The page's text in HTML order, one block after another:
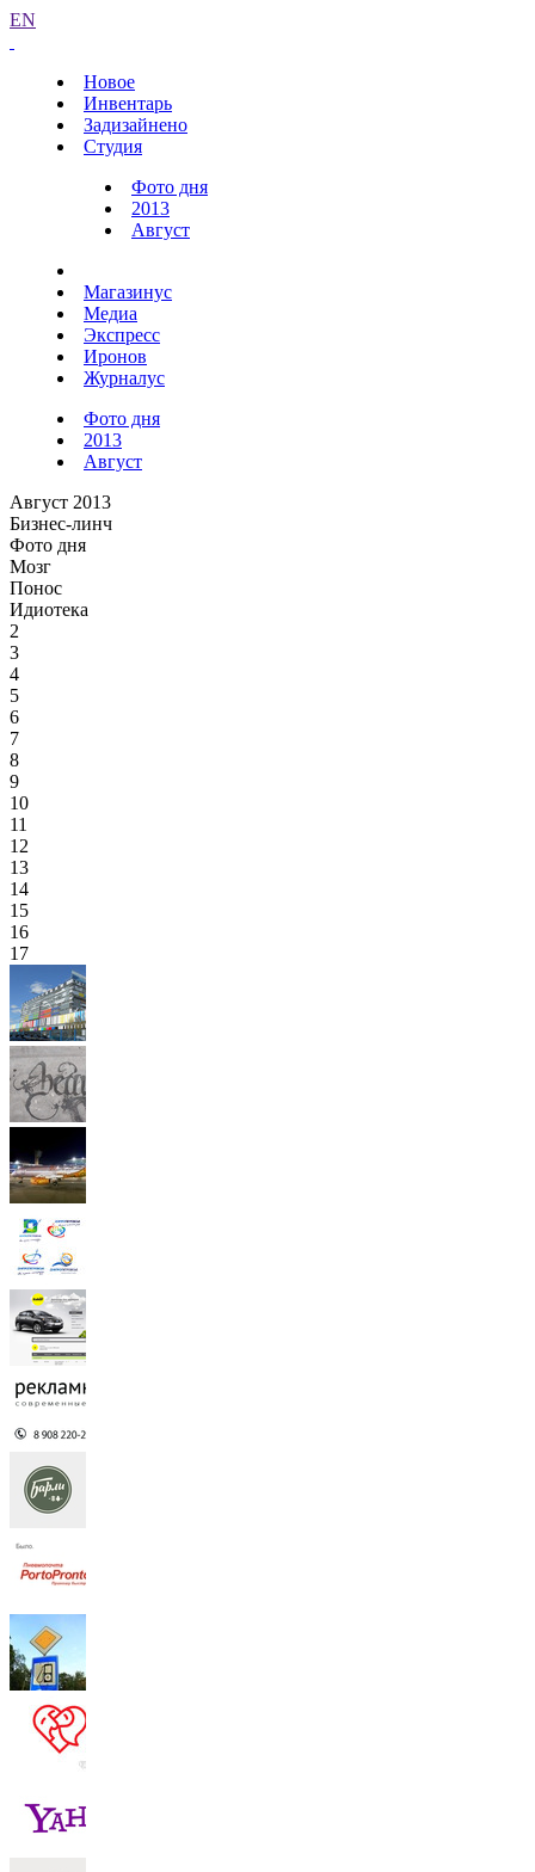
EN
Новое
Инвентарь
Задизайнено
Студия
Фото дня
2013
Август
Магазинус
Медиа
Экспресс
Иронов
Журналус
Фото дня
2013
Август
Август 2013
Бизнес-линч
Фото дня
Мозг
Понос
Идиотека
2
3
4
5
6
7
8
9
10
11
12
13
14
15
16
17